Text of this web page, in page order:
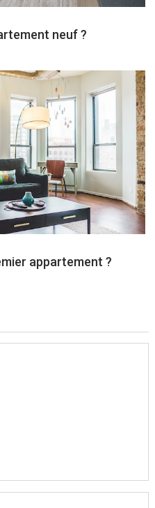
neuf ?
appartement ?